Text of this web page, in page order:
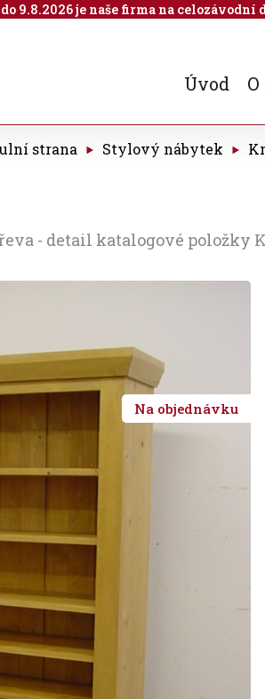
Úvod
- detail katalogové položky
strana Stylový nábytek
Na objednávku
do 9.8.2026 je naše firma na